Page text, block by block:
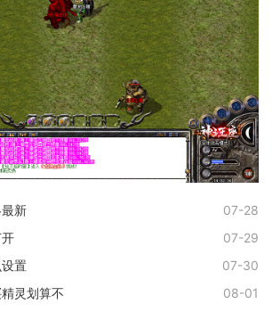
新
07-28
07-29
置
07-30
灵划算不
08-01